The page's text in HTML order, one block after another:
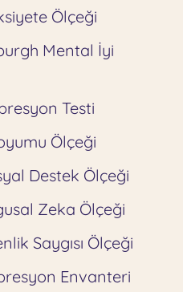
Ölçeği
Mental İyi
Testi
Ölçeği
Destek Ölçeği
Zeka Ölçeği
Saygısı Ölçeği
Envanteri